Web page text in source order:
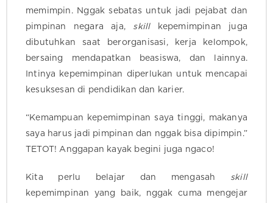
memimpin. Nggak sebatas untuk jadi pejabat dan
pimpinan negara aja, skillkepemimpinan juga
dibutuhkan saat berorganisasi, kerja kelompok,
bersaing mendapatkan beasiswa, dan lainnya.
Intinya kepemimpinan diperlukan untuk mencapai
kesuksesan di pendidikan dan karier.
“Kemampuan kepemimpinan saya tinggi, makanya
saya harus jadi pimpinan dan nggak bisa dipimpin.”
TETOT! Anggapan kayak begini juga ngaco!
Kita perlu belajar dan mengasah skill
kepemimpinan yang baik, nggak cuma mengejar